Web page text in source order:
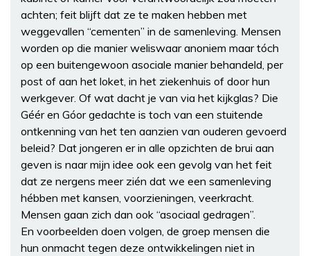
achten; feit blijft dat ze te maken hebben met
weggevallen “cementen” in de samenleving. Mensen
worden op die manier weliswaar anoniem maar tóch
op een buitengewoon asociale manier behandeld, per
post of aan het loket, in het ziekenhuis of door hun
werkgever. Of wat dacht je van via het kijkglas? Die
Géér en Góor gedachte is toch van een stuitende
ontkenning van het ten aanzien van ouderen gevoerd
beleid? Dat jongeren er in alle opzichten de brui aan
geven is naar mijn idee ook een gevolg van het feit
dat ze nergens meer zién dat we een samenleving
hébben met kansen, voorzieningen, veerkracht.
Mensen gaan zich dan ook “asociaal gedragen”.
En voorbeelden doen volgen, de groep mensen die
hun onmacht tegen deze ontwikkelingen niet in